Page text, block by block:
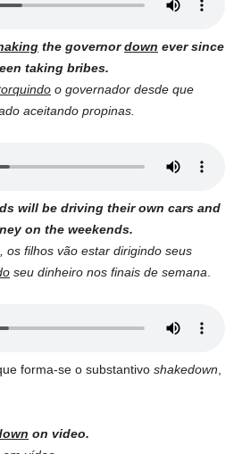
the governordown ever since
taking bribes.
o governador desde que
aceitando propinas.
will be driving their own cars and
on the weekends.
os filhos vão estar dirigindo seus
seu dinheiro nos finais de semana
forma-se o substantivo shakedown
on video.